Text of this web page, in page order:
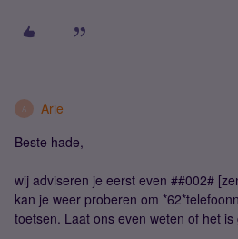
A Arie
Beste hade,
wij adviseren je eerst even ##002#
kan je weer proberen om
toetsen. Laat ons even weten of het is